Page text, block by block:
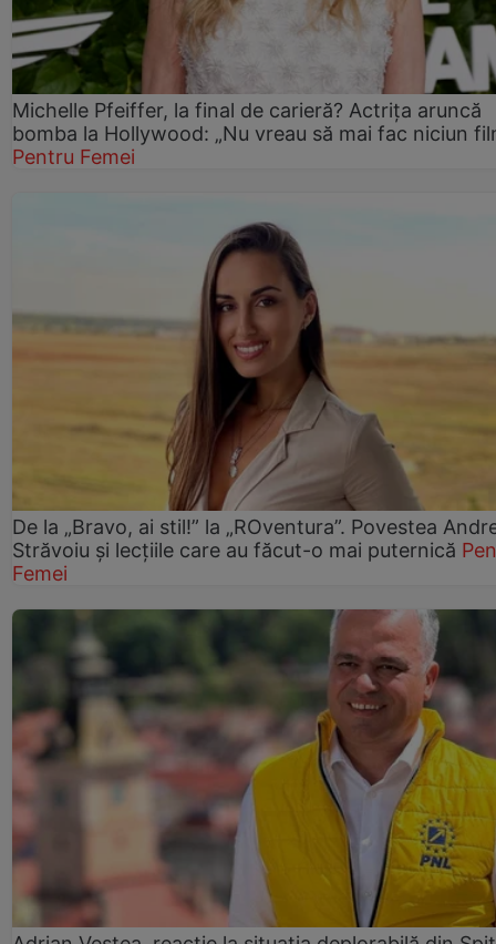
Michelle Pfeiffer, la final de carieră? Actrița aruncă
bomba la Hollywood: „Nu vreau să mai fac niciun
Pentru Femei
De la „Bravo, ai stil!” la „ROventura”. Povestea
Străvoiu și lecțiile care au făcut-o mai puternică
Femei